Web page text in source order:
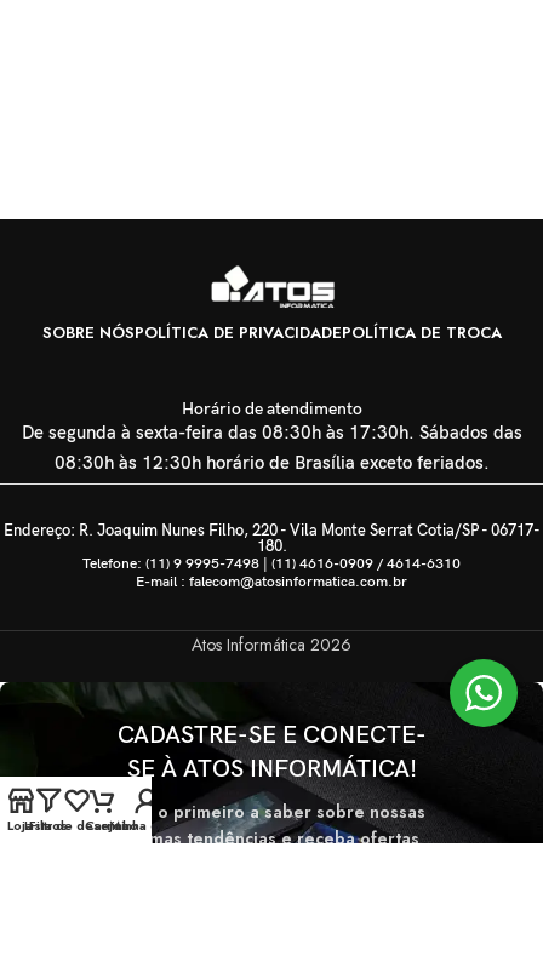
SOBRE NÓSPOLÍTICA DE PRIVACIDADEPOLÍTICA DE TROCA
Horário de atendimento
De segunda à sexta-feira das 08:30h às 17:30h. Sábados das
08:30h às 12:30h horário de Brasília exceto feriados.
Endereço: R. Joaquim Nunes Filho, 220 - Vila Monte Serrat Cotia/SP - 06717-
180.
Telefone: (11) 9 9995-7498 | (11) 4616-0909 / 4614-6310
E-mail : falecom@atosinformatica.com.br
Atos Informática 2026
CADASTRE-SE E CONECTE-
SE À ATOS INFORMÁTICA!
Seja o primeiro a saber sobre nossas
últimas tendências e receba ofertas
LojaFiltros
Lista de desejos
CarrinhoMinha conta